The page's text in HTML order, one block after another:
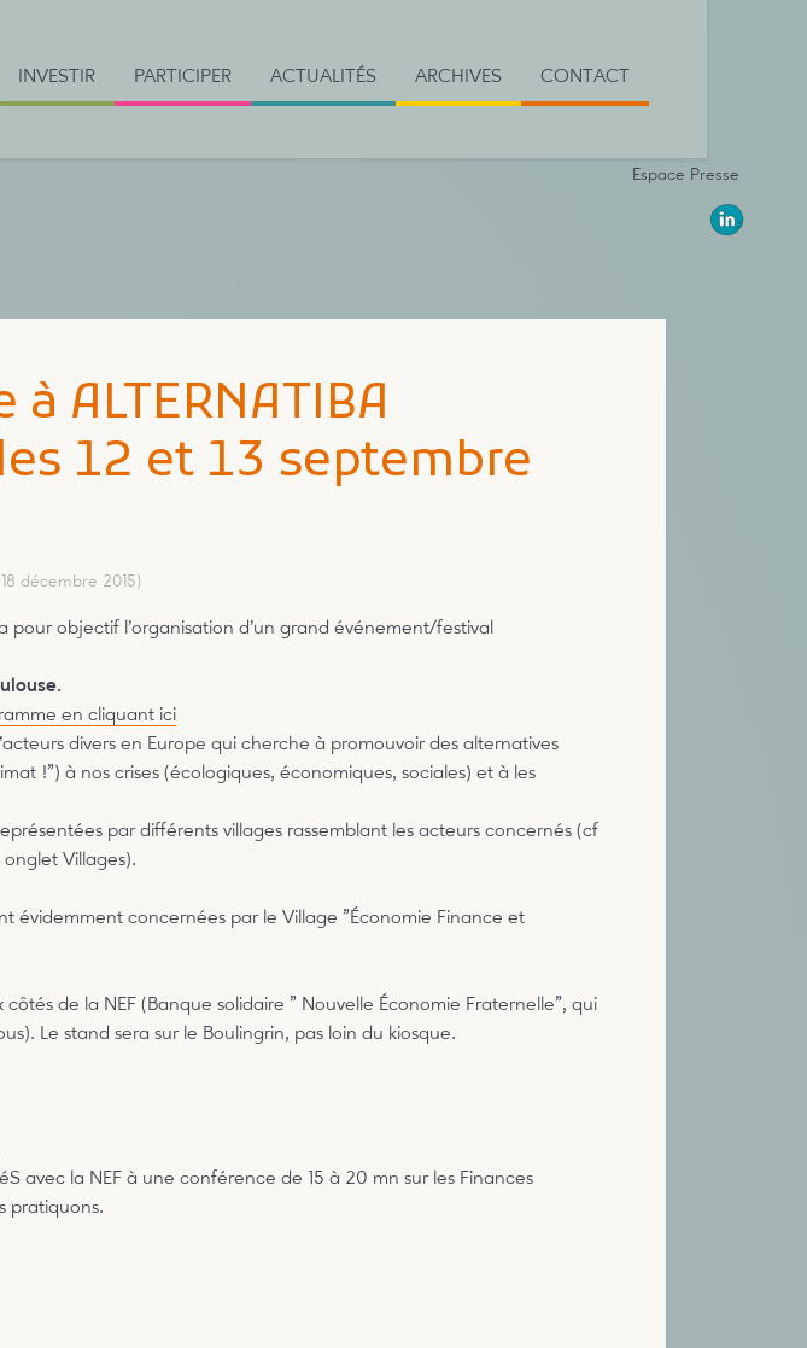
INVESTIR PARTICIPER ACTUALITÉS ARCHIVES CONTACT
Espace Presse
ALTERNATIBA
les 12 et 13 septembre
décembre 2015)
pour objectif l’organisation d’un grand événement/festival
en cliquant ici
divers en Europe qui cherche à promouvoir des alternatives
!") à nos crises (écologiques, économiques, sociales) et à les
par différents villages rassemblant les acteurs concernés (cf
onglet Villages).
évidemment concernées par le Village "Économie Finance et
côtés de la NEF (Banque solidaire " Nouvelle Économie Fraternelle", qui
Le stand sera sur le Boulingrin, pas loin du kiosque.
avec la NEF à une conférence de 15 à 20 mn sur les Finances
pratiquons.